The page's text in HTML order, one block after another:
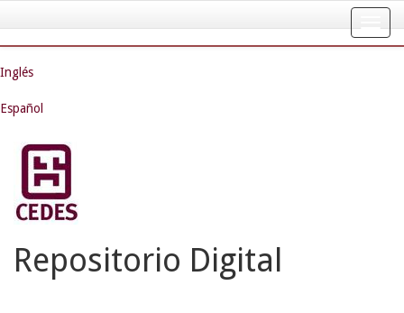
navigation
Inglés
Español
Repositorio Digital